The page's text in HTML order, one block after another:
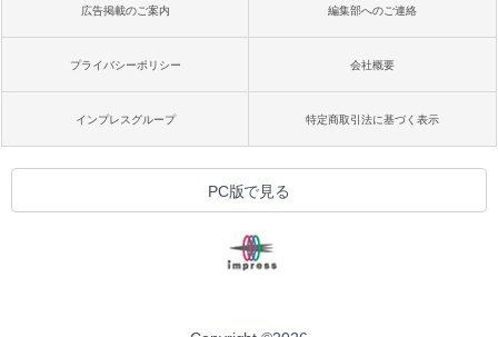
広告掲載のご案内 編集部へのご連絡
プライバシーポリシー 会社概要
インプレスグループ 特定商取引法に基づく表示
PC版で見る